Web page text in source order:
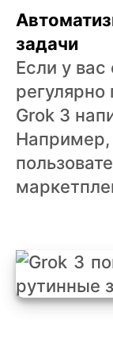
задачи
Если у
регулярно
Grok 3
Например,